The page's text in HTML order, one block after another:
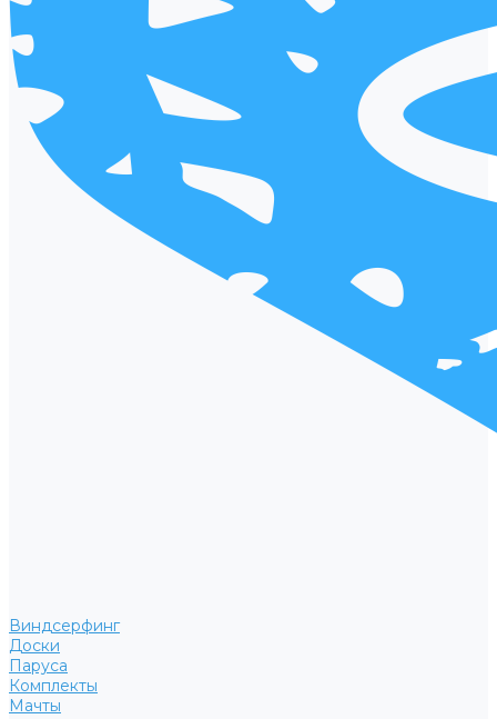
Виндсерфинг
Доски
Паруса
Комплекты
Мачты